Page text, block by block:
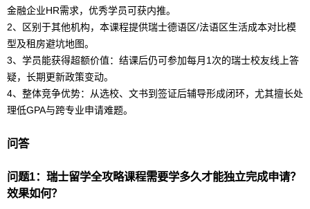
金融企业HR需求，优秀学员可获内推。
2、区别于其他机构，本课程提供瑞士德语区/法语区生活成本对比模
型及租房避坑地图。
3、学员能获得超额价值：结课后仍可参加每月1次的瑞士校友线上答
疑，长期更新政策变动。
4、整体竞争优势：从选校、文书到签证后辅导形成闭环，尤其擅长处
理低GPA与跨专业申请难题。
问答
问题1： 瑞士留学全攻略课程需要学多久才能独立完成申请？
效果如何？